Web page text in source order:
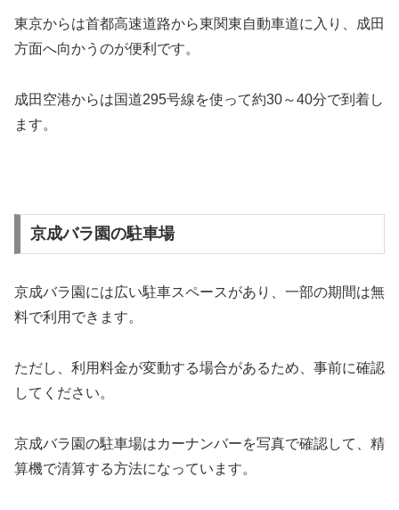
東京からは首都高速道路から東関東自動車道に入り、成田
方面へ向かうのが便利です。
成田空港からは国道295号線を使って約30～40分で到着し
ます。
京成バラ園の駐車場
京成バラ園には広い駐車スペースがあり、一部の期間は無
料で利用できます。
ただし、利用料金が変動する場合があるため、事前に確認
してください。
京成バラ園の駐車場はカーナンバーを写真で確認して、精
算機で清算する方法になっています。